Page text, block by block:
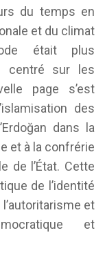
du temps en
et du climat
était plus
centré sur les
page s’est
des
dans la
et à la confrérie
de l’État. Cette
de l’identité
et
et